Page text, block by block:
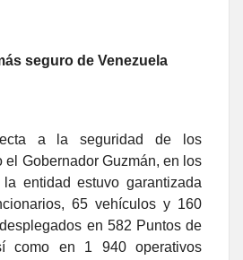
seguro de Venezuela
a la seguridad de los
el Gobernador Guzmán, en los
entidad estuvo garantizada
65 vehículos y 160
en 582 Puntos de
como en 1 940 operativos